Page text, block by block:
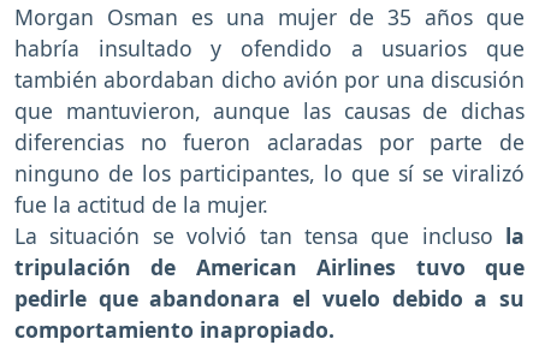
Morgan Osman es una mujer de 35 años que
habría insultado y ofendido a usuarios que
también abordaban dicho avión por una discusión
que mantuvieron, aunque las causas de dichas
diferencias no fueron aclaradas por parte de
ninguno de los participantes, lo que sí se viralizó
fue la actitud de la mujer.
La situación se volvió tan tensa que incluso la
tripulación de American Airlines tuvo que
pedirle que abandonara el vuelo debido a su
comportamiento inapropiado.